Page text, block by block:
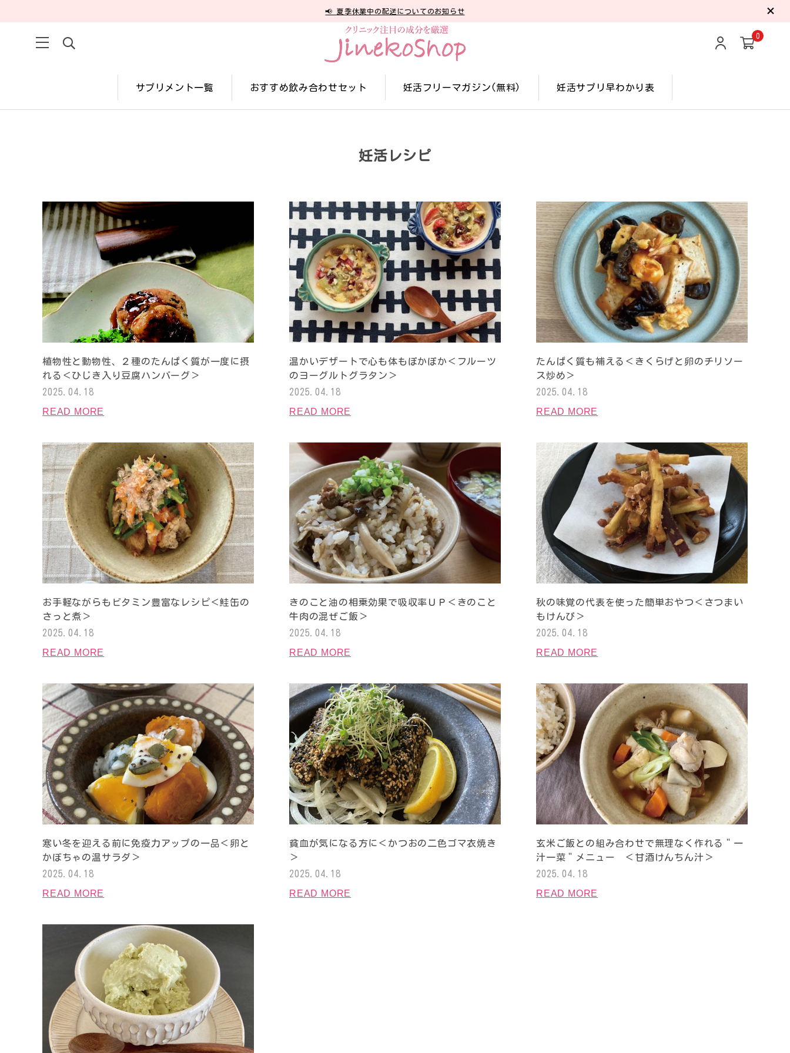
📢 夏季休業中の配送についてのお知らせ
0
サプリメント一覧 おすすめ飲み合わせセット 妊活フリーマガジン(無料) 妊活サプリ早わかり表
妊活レシピ
植物性と動物性、２種のたんぱく質が一度に摂
れる＜ひじき入り豆腐ハンバーグ＞
2025.04.18
READ MORE
温かいデザートで心も体もぽかぽか＜フルーツ
のヨーグルトグラタン＞
2025.04.18
READ MORE
たんぱく質も補える＜きくらげと卵のチリソー
ス炒め＞
2025.04.18
READ MORE
お手軽ながらもビタミン豊富なレシピ＜鮭缶の
さっと煮＞
2025.04.18
READ MORE
きのこと油の相乗効果で吸収率ＵＰ＜きのこと
牛肉の混ぜご飯＞
2025.04.18
READ MORE
秋の味覚の代表を使った簡単おやつ＜さつまい
もけんぴ＞
2025.04.18
READ MORE
寒い冬を迎える前に免疫力アップの一品＜卵と
かぼちゃの温サラダ＞
2025.04.18
READ MORE
貧血が気になる方に＜かつおの二色ゴマ衣焼き
＞
2025.04.18
READ MORE
玄米ご飯との組み合わせで無理なく作れる＂一
汁一菜＂メニュー ＜甘酒けんちん汁＞
2025.04.18
READ MORE